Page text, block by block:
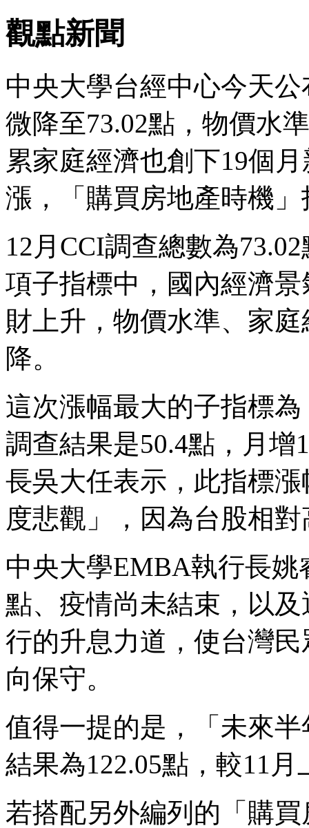
觀點新聞
中央大學台經中心今天
微降至73.02點，物價水
累家庭經濟也創下19個
漲，「購買房地產時機
12月CCI調查總數為
項子指標中，國內經濟
財上升，物價水準、家
降。
這次漲幅最大的子指標
調查結果是50.4點，月
長吳大任表示，此指標
度悲觀」，因為台股相
中央大學EMBA執行長
點、疫情尚未結束，以
行的升息力道，使台灣
向保守。
值得一提的是，「未來
結果為122.05點，較11
若搭配另外編列的「購